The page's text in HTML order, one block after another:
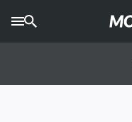
AGROTIMES